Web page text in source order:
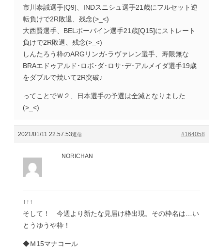
市川泰誠選手[Q9]、INDスニシュ選手21歳にフルセット逆
転負けで2R敗退、残念(>_<)
大西賢選手、BELボーパイン選手21歳[Q15]にストレート
負けで2R敗退、残念(>_<)
しんたろう枠のARGリンガ-ラヴァレン選手、寿限無な
BRAエドゥアルド･ロボ･ダ･ロサ･デ･アルメイダ選手19歳
をダブルで焼いて2R突破♪
ってことでＷ２、日本選手の予選は全滅となりました
(>_<)
2021/01/11 22:57:53 #164058
返信
NORICHAN
↑↑↑
そして！ 今週より新たな見届け枠出現。その枠名は…い
とうゆうや枠！
◆Ｍ15マナコール